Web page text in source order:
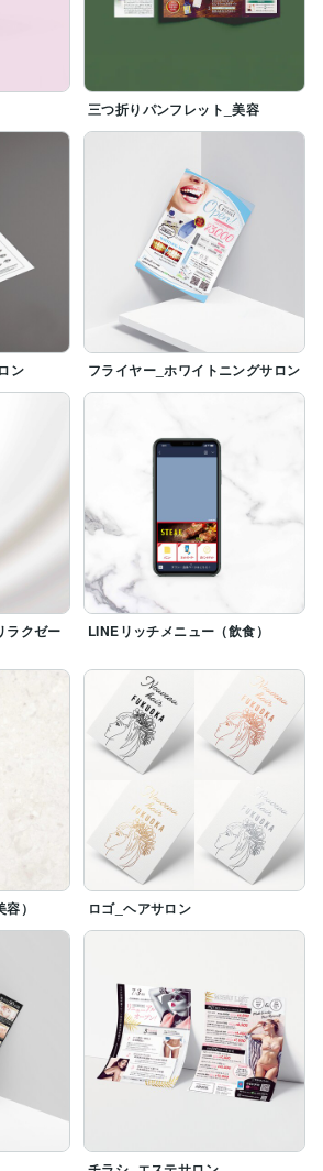
三つ折りパンフレット_美容
ン フライヤー_ホワイトニングサロン
ラクゼー
LINEリッチメニュー（飲食）
） ロゴ_ヘアサロン